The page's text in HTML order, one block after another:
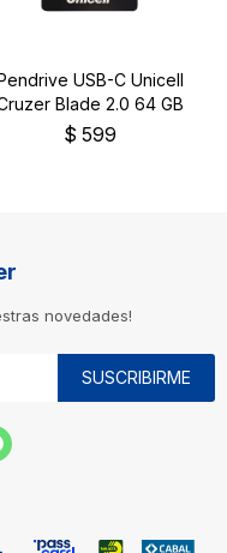
USB-C Unicell
Blade 2.0 64 GB
$ 599
novedades!
SUSCRIBIRME